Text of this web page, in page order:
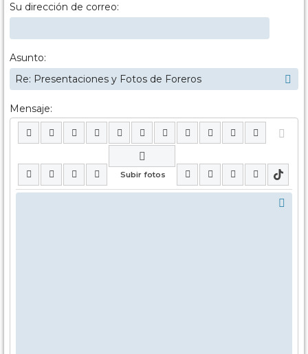
Su dirección de correo:
Asunto:
Mensaje: